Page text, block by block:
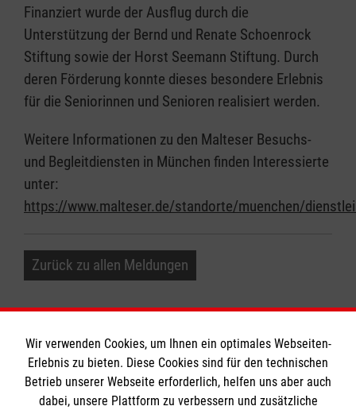
Finanziert wurde der Ausflug durch die
Unterstützung der Bernd und Renate Schoenrock
Stiftung sowie der Horst Seemann Stiftung. Durch
deren Förderung konnte dieses besondere Erlebnis
für die Seniorinnen und Senioren realisiert werden.
Weitere Informationen zu den Malteser Besuchs-
und Begleitdiensten in München finden Interessierte
unter:
https://www.malteser.de/standorte/muenchen/
Zurück zu allen Meldungen
Informationen
Wir verwenden Cookies, um Ihnen ein optimales Webseiten-
Erlebnis zu bieten. Diese Cookies sind für den technischen
Betrieb unserer Webseite erforderlich, helfen uns aber auch
dabei, unsere Plattform zu verbessern und zusätzliche